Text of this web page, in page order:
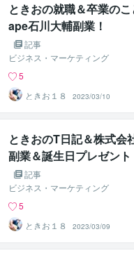
ときおの就職＆卒業の
ape石川大輔副業！
記事
ビジネス・マーケティング
5
ときお１８
2023/03/10
ときおのT日記＆株式会
副業＆誕生日プレゼント
記事
ビジネス・マーケティング
5
ときお１８
2023/03/09